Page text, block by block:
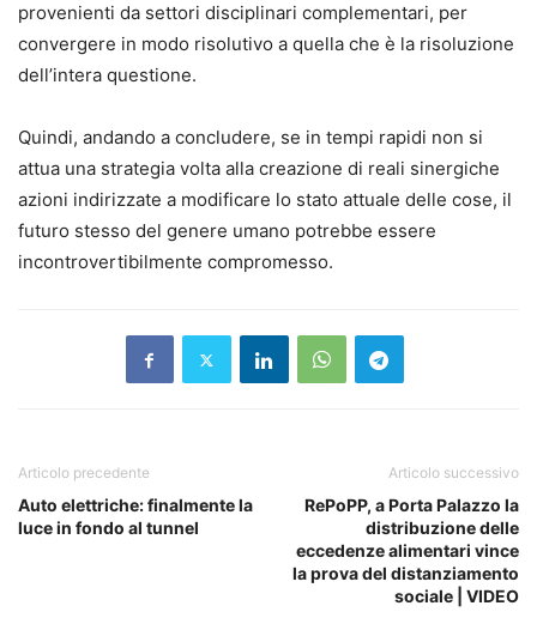
provenienti da settori disciplinari complementari, per
convergere in modo risolutivo a quella che è la risoluzione
dell’intera questione.
Quindi, andando a concludere, se in tempi rapidi non si
attua una strategia volta alla creazione di reali sinergiche
azioni indirizzate a modificare lo stato attuale delle cose, il
futuro stesso del genere umano potrebbe essere
incontrovertibilmente compromesso.
Articolo precedente
Auto elettriche: finalmente la
luce in fondo al tunnel
Articolo successivo
RePoPP, a Porta Palazzo la
distribuzione delle
eccedenze alimentari vince
la prova del distanziamento
sociale | VIDEO